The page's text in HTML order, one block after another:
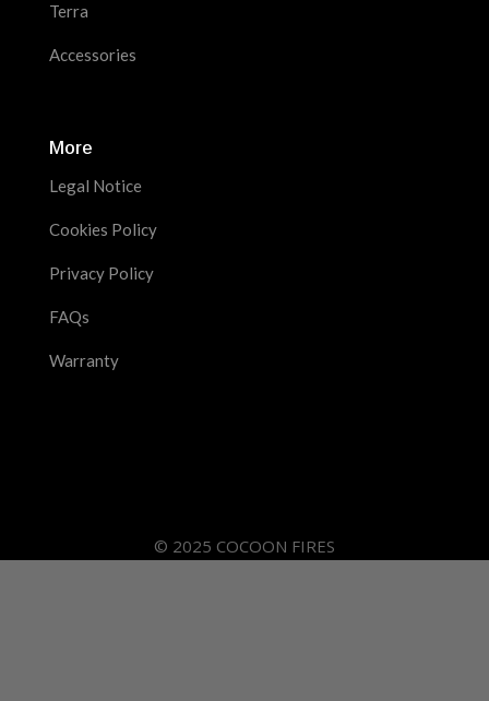
Terra
Accessories
More
Legal Notice
Cookies Policy
Privacy Policy
FAQs
Warranty
© 2025 COCOON FIRES